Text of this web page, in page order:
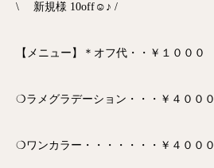
\ 新規様 10off☺♪ /
【メニュー】＊オフ代・・￥１０００
❍ラメグラデーション・・・￥４０００
❍ワンカラー・・・・・・・￥４０００